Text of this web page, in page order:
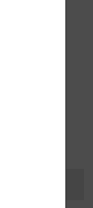
závislosti od
počasia a
majú